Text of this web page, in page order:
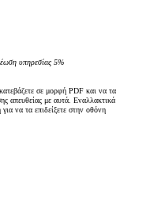
υπηρεσίας 5%
σε μορφή PDF και να τα
απευθείας με αυτά. Εναλλακτικά
να τα επιδείξετε στην οθόνη